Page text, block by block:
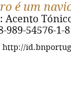
é um
Acento
989-54576-1-8
http://